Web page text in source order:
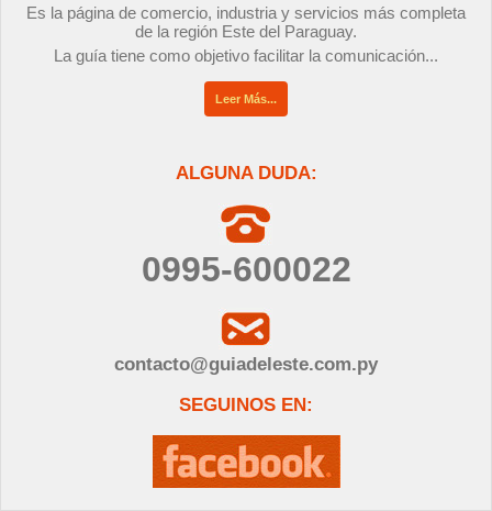
Es la página de comercio, industria y servicios más completa
de la región Este del Paraguay.
La guía tiene como objetivo facilitar la comunicación...
Leer Más...
ALGUNA DUDA:
0995-600022
contacto@guiadeleste.com.py
SEGUINOS EN: